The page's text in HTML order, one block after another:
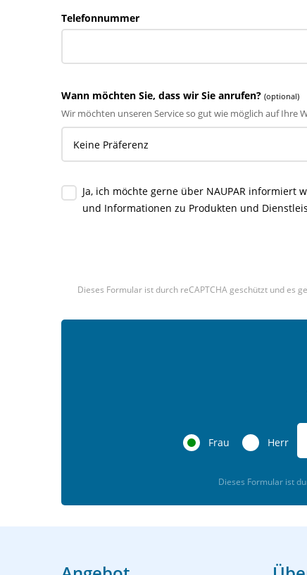
Telefonnummer
Wann möchten Sie, dass wir Sie anrufen? (optional)
Wir möchten unseren Service so gut wie möglich auf Ihre
Ja, ich möchte gerne über NAUPAR
und Informationen zu Produkten und
Dieses Formular ist durch reCAPTCHA geschützt und es
Frau Herr
Dieses Formular ist